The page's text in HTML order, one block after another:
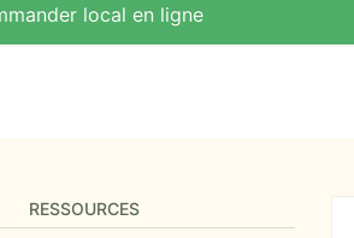
local en ligne
RESSOURCES